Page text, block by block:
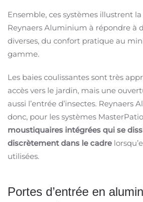
Ensemble, ces systèmes illustrent
Reynaers Aluminium à répondre à
diverses, du confort pratique au
gamme.
Les baies coulissantes sont très
accès vers le jardin, mais une
aussi l’entrée d’insectes. Reynaers
donc, pour les systèmes
moustiquaires intégrées qui se
discrètement dans le cadre
utilisées.
Portes d’entrée en